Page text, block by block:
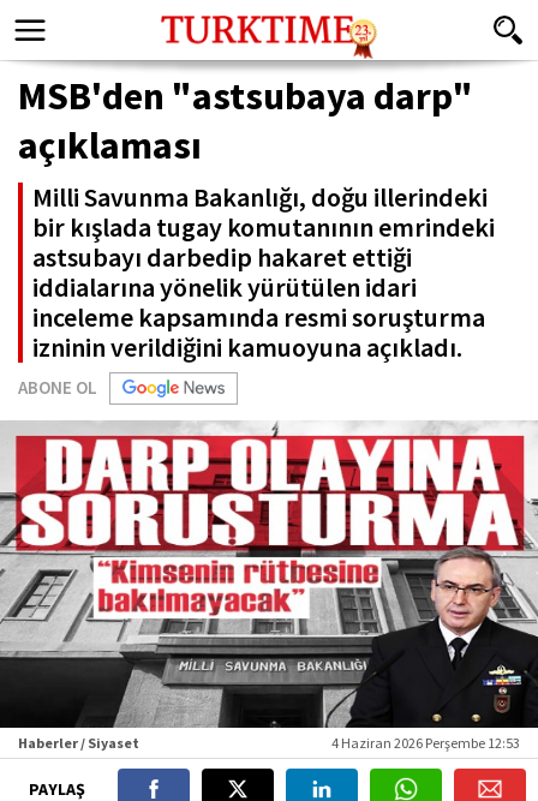
MSB'den "astsubaya darp"
açıklaması
Milli Savunma Bakanlığı, doğu illerindeki
bir kışlada tugay komutanının emrindeki
astsubayı darbedip hakaret ettiği
iddialarına yönelik yürütülen idari
inceleme kapsamında resmi soruşturma
izninin verildiğini kamuoyuna açıkladı.
ABONE OL
Haberler / Siyaset 4 Haziran 2026 Perşembe 12:53
PAYLAŞ